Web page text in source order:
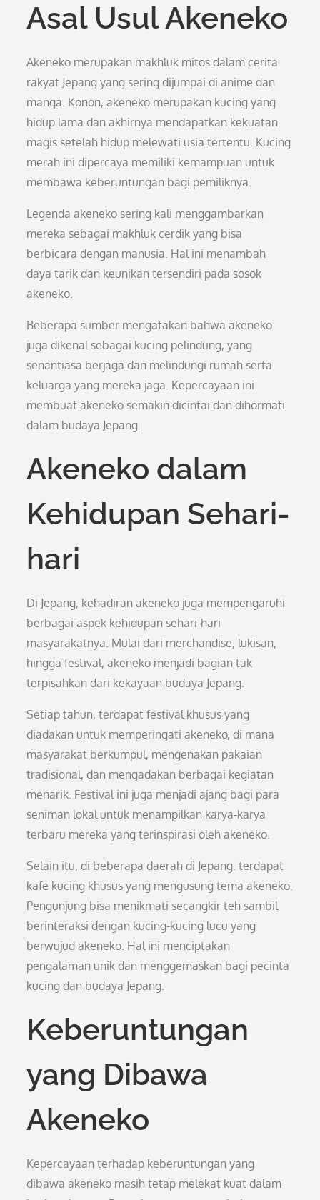
Asal Usul Akeneko
Akeneko merupakan makhluk mitos dalam cerita
rakyat Jepang yang sering dijumpai di anime dan
manga. Konon, akeneko merupakan kucing yang
hidup lama dan akhirnya mendapatkan kekuatan
magis setelah hidup melewati usia tertentu. Kucing
merah ini dipercaya memiliki kemampuan untuk
membawa keberuntungan bagi pemiliknya.
Legenda akeneko sering kali menggambarkan
mereka sebagai makhluk cerdik yang bisa
berbicara dengan manusia. Hal ini menambah
daya tarik dan keunikan tersendiri pada sosok
akeneko.
Beberapa sumber mengatakan bahwa akeneko
juga dikenal sebagai kucing pelindung, yang
senantiasa berjaga dan melindungi rumah serta
keluarga yang mereka jaga. Kepercayaan ini
membuat akeneko semakin dicintai dan dihormati
dalam budaya Jepang.
Akeneko dalam
Kehidupan Sehari-
hari
Di Jepang, kehadiran akeneko juga mempengaruhi
berbagai aspek kehidupan sehari-hari
masyarakatnya. Mulai dari merchandise, lukisan,
hingga festival, akeneko menjadi bagian tak
terpisahkan dari kekayaan budaya Jepang.
Setiap tahun, terdapat festival khusus yang
diadakan untuk memperingati akeneko, di mana
masyarakat berkumpul, mengenakan pakaian
tradisional, dan mengadakan berbagai kegiatan
menarik. Festival ini juga menjadi ajang bagi para
seniman lokal untuk menampilkan karya-karya
terbaru mereka yang terinspirasi oleh akeneko.
Selain itu, di beberapa daerah di Jepang, terdapat
kafe kucing khusus yang mengusung tema akeneko.
Pengunjung bisa menikmati secangkir teh sambil
berinteraksi dengan kucing-kucing lucu yang
berwujud akeneko. Hal ini menciptakan
pengalaman unik dan menggemaskan bagi pecinta
kucing dan budaya Jepang.
Keberuntungan
yang Dibawa
Akeneko
Kepercayaan terhadap keberuntungan yang
dibawa akeneko masih tetap melekat kuat dalam